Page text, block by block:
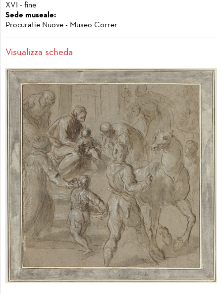
XVI - fine
Sede museale:
Procuratie Nuove - Museo Correr
Visualizza scheda